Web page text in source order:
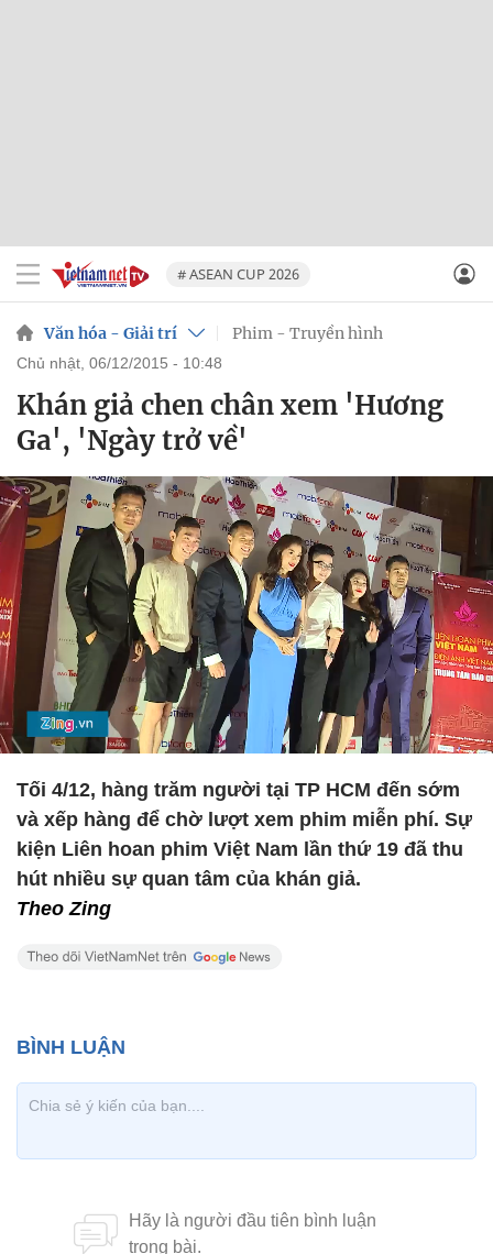
# ASEAN CUP 2026
Văn hóa - Giải trí Phim - Truyền hình
chủ nhật, 06/12/2015 - 10:48
Khán giả chen chân xem 'Hương
Ga', 'Ngày trở về'
Tối 4/12, hàng trăm người tại TP HCM đến sớm
và xếp hàng để chờ lượt xem phim miễn phí. Sự
kiện Liên hoan phim Việt Nam lần thứ 19 đã thu
hút nhiều sự quan tâm của khán giả.
Theo Zing